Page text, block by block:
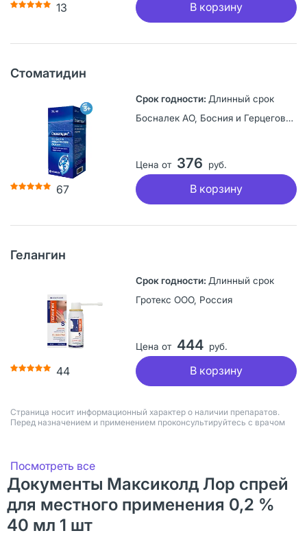
13 В корзину
Стоматидин
67
Длинный срок
Босналек АО, Босния и Герцеговина
Цена от 376 руб.
В корзину
Гелангин
44
Длинный срок
Гротекс ООО, Россия
Цена от 444 руб.
В корзину
Страница носит информационный характер о наличии препаратов.
Перед назначением и применением проконсультируйтесь с врачом
Посмотреть все
Документы Максиколд Лор спрей
для местного применения 0,2 %
40 мл 1 шт